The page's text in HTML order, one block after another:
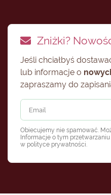
Zniżki?
Jeśli chciałbyś
lub informacje o
zapraszamy do
Obiecujemy nie spamować.
Informacje o tym
w polityce prywatności